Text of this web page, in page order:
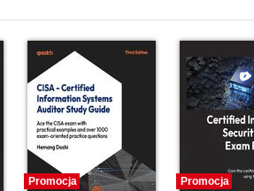
Promocja Promocja